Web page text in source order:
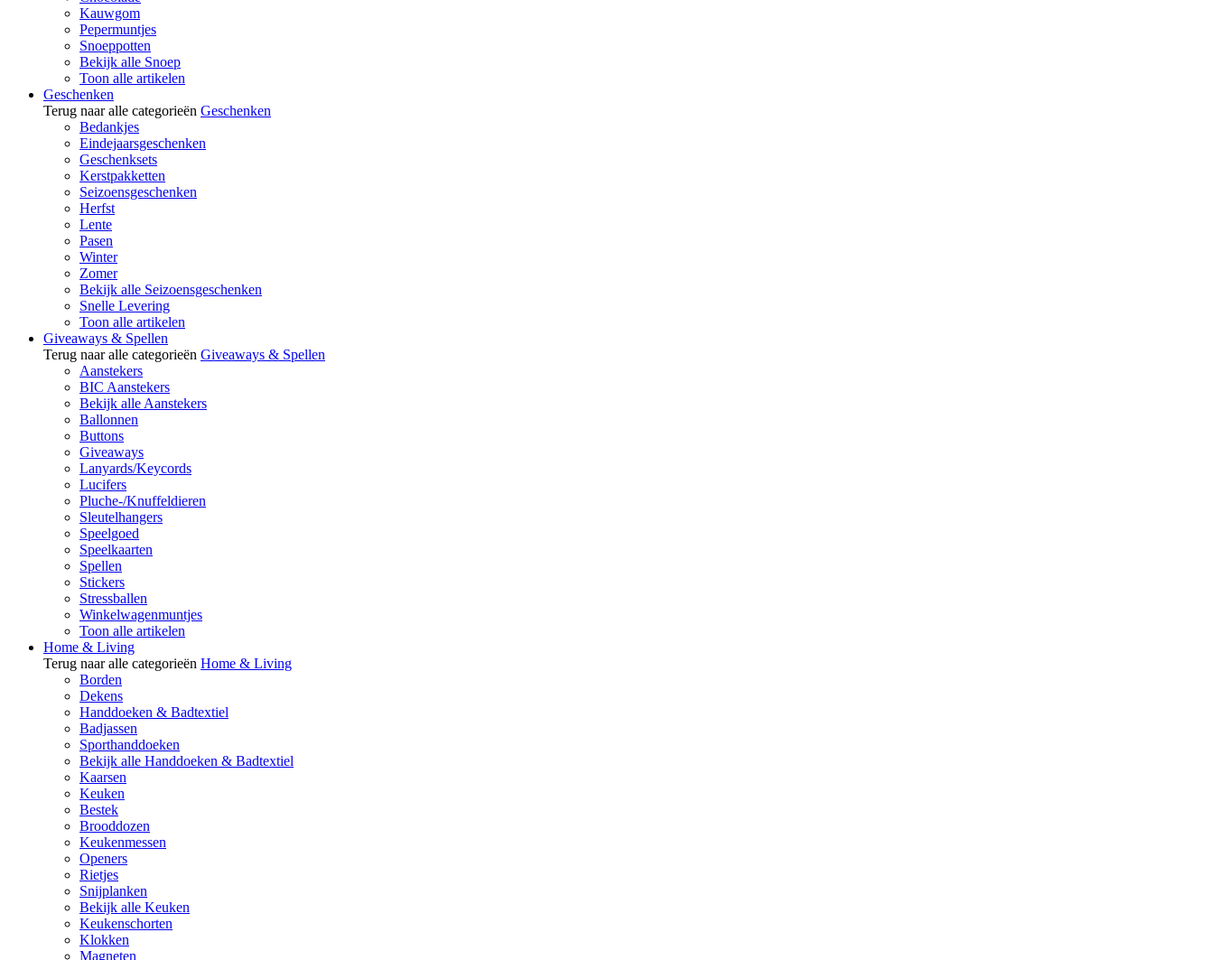
Kauwgom
Pepermuntjes
Snoeppotten
Bekijk alle Snoep
Toon alle artikelen
Geschenken
Terug naar alle categorieën Geschenken
Bedankjes
Eindejaarsgeschenken
Geschenksets
Kerstpakketten
Seizoensgeschenken
Herfst
Lente
Pasen
Winter
Zomer
Bekijk alle Seizoensgeschenken
Snelle Levering
Toon alle artikelen
Giveaways & Spellen
Terug naar alle categorieën Giveaways & Spellen
Aanstekers
BIC Aanstekers
Bekijk alle Aanstekers
Ballonnen
Buttons
Giveaways
Lanyards/Keycords
Lucifers
Pluche-/Knuffeldieren
Sleutelhangers
Speelgoed
Speelkaarten
Spellen
Stickers
Stressballen
Winkelwagenmuntjes
Toon alle artikelen
Home & Living
Terug naar alle categorieën Home & Living
Borden
Dekens
Handdoeken & Badtextiel
Badjassen
Sporthanddoeken
Bekijk alle Handdoeken & Badtextiel
Kaarsen
Keuken
Bestek
Brooddozen
Keukenmessen
Openers
Rietjes
Snijplanken
Bekijk alle Keuken
Keukenschorten
Klokken
Magneten